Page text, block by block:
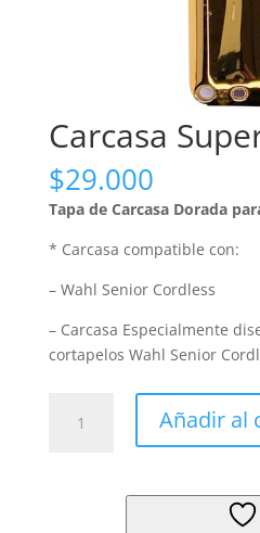
Carcasa
$29.000
Tapa de Carcasa Dorada
* Carcasa compatible con:
– Wahl Senior Cordless
– Carcasa Especialmente
cortapelos Wahl Senior
Superior
Añadir al